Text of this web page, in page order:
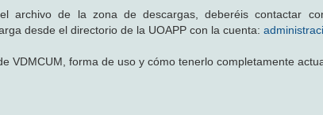
archivo de la zona de descargas, deberéis contactar
desde el directorio de la UOAPP con la cuenta:
VDMCUM, forma de uso y cómo tenerlo completamente